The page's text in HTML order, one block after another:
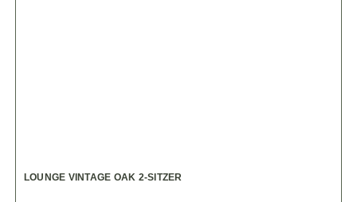
LOUNGE VINTAGE OAK 2-SITZER